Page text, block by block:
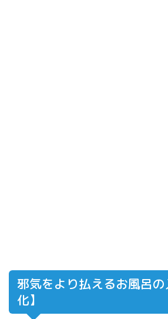
邪気をより払えるお風呂
化】